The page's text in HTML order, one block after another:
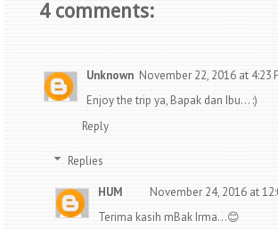
4 comments:
Unknown November 22, 2016 at 4:23
Enjoy the trip ya, Bapak dan Ibu... :)
Reply
Replies
HUM
November 24, 2016 at
Terima kasih mBak Irma...😊